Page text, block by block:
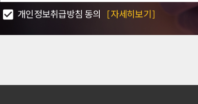
개인정보취급방침 동의 [자세히보기]